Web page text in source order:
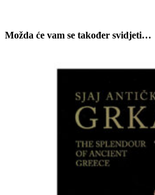
Možda će vam se također svidjeti…